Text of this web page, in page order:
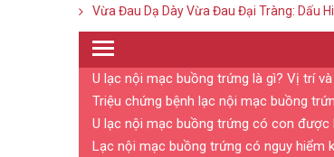
Vừa Đau Dạ Dày Vừa Đau Đại Tràng: Dấu
U lạc nội mạc buồng trứng là gì? Vị trí
Triệu chứng bệnh lạc nội mạc buồng
U lạc nội mạc buồng trứng có con được
Lạc nội mạc buồng trứng có nguy hiểm